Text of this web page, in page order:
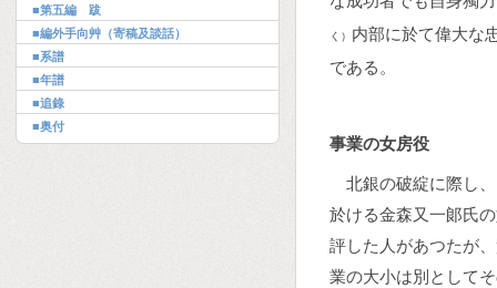
■第五編 跋
■編外手向艸（寄稿及談話）
■系譜
■年譜
■追錄
■奥付
く） 内部に於て偉大な
である。
事業の女房役
北銀の破綻に際し
於ける金森又一郞氏
評した人があつたが
業の大小は別として